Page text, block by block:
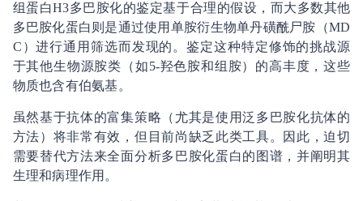
组蛋白H3多巴胺化的鉴定基于合理的假设，而大多数其他
多巴胺化蛋白则是通过使用单胺衍生物单丹磺酰尸胺（MD
C）进行通用筛选而发现的。鉴定这种特定修饰的挑战源
于其他生物源胺类（如5-羟色胺和组胺）的高丰度，这些
物质也含有伯氨基。
虽然基于抗体的富集策略（尤其是使用泛多巴胺化抗体的
方法）将非常有效，但目前尚缺乏此类工具。因此，迫切
需要替代方法来全面分析多巴胺化蛋白的图谱，并阐明其
生理和病理作用。